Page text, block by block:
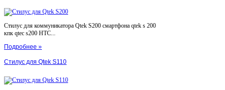
Стилус для коммуникатора Qtek S200 смартфона qtek s 200
кпк qtec s200 HTC...
Подробнее »
Стилус для Qtek S110